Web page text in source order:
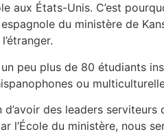
aux États-Unis. C’est
espagnole du ministère de
peu plus de 80 étudiants
ou
d’avoir des leaders
l’École du ministère, nous